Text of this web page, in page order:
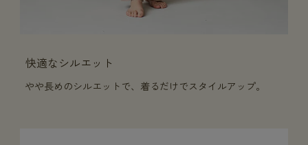
快適なシルエット
やや長めのシルエットで、着るだけでスタイルアップ。